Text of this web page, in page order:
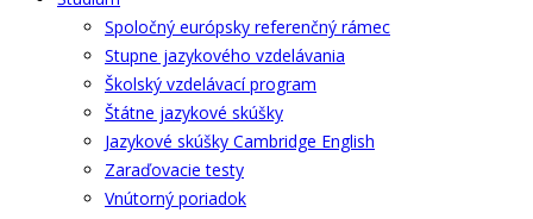
Spoločný európsky referenčný rámec
Stupne jazykového vzdelávania
Školský vzdelávací program
Štátne jazykové skúšky
Jazykové skúšky Cambridge English
Zaraďovacie testy
Vnútorný poriadok